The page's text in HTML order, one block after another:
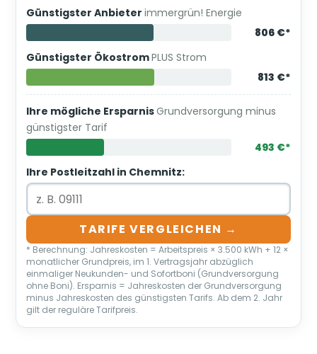
Günstigster Anbieterimmergrün! Energie
806 €*
Günstigster ÖkostromPLUS Strom
813 €*
Ihre mögliche ErsparnisGrundversorgung minus
günstigster Tarif
493 €*
Ihre Postleitzahl in Chemnitz:
TARIFE VERGLEICHEN →
* Berechnung: Jahreskosten = Arbeitspreis × 3.500 kWh + 12 ×
monatlicher Grundpreis, im 1. Vertragsjahr abzüglich
einmaliger Neukunden- und Sofortboni (Grundversorgung
ohne Boni). Ersparnis = Jahreskosten der Grundversorgung
minus Jahreskosten des günstigsten Tarifs. Ab dem 2. Jahr
gilt der reguläre Tarifpreis.